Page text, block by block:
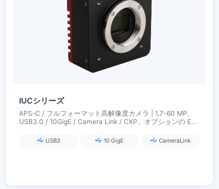
IUCシリーズ
APS-C / フルフォーマット高解像度カメラ | 1,7–60 MP、
USB3.0 / 10GigE / Camera Link / CXP、オプションの EF
USB3 10 GigE CameraLink